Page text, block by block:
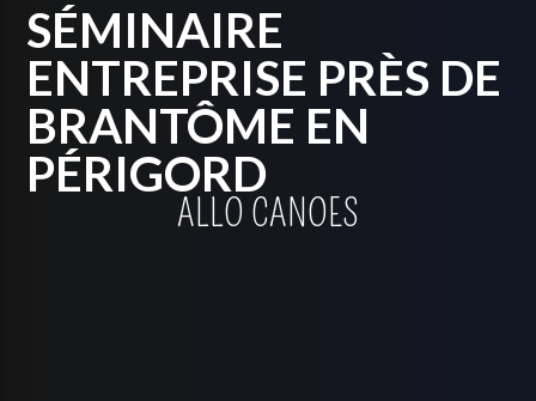
SÉMINAIRE
ENTREPRISE PRÈS DE
BRANTÔME EN
PÉRIGORD
ALLO CANOES